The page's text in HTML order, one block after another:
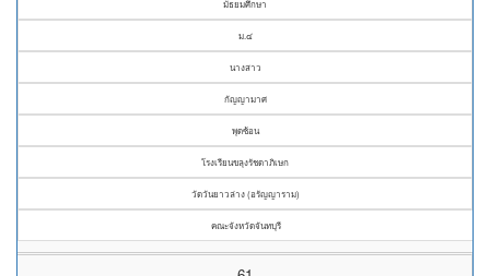
มัธยมศึกษา
ม.๔
นางสาว
กัญญามาศ
พุดซ้อน
โรงเรียนขลุงรัชดาภิเษก
วัดวันยาวล่าง (อรัญญาราม)
คณะจังหวัดจันทบุรี